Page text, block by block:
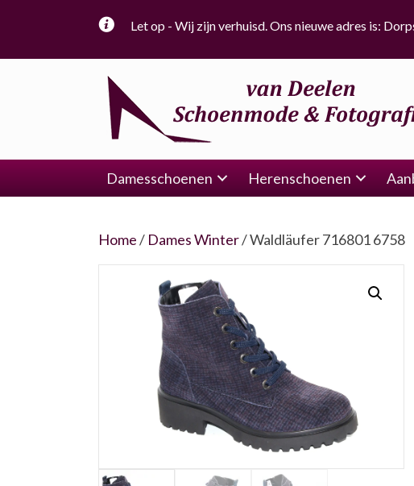
Let op - Wij zijn verhuisd. Ons nieuwe adres is:
Damesschoenen Herenschoenen
Home/ Dames Winter/ Waldläufer 716801 6758